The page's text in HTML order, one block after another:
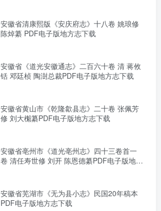
安徽省清康熙版《安庆府志》十八卷 姚琅修
陈焯纂 PDF电子版地方志下载
安徽省《道光安徽通志》二百六十卷 清 蒋攸
铦 邓廷桢 陶澍总裁PDF电子版地方志下载
安徽省黄山市《乾隆歙县志》二十卷 张佩芳
修 刘大櫆纂PDF电子版地方志下载
安徽省亳州市《道光亳州志》四十三卷首一
卷 清任寿世修 刘开 陈恩德纂PDF电子版地方
安徽省芜湖市《无为县小志》民国20年稿本
PDF电子版地方志下载